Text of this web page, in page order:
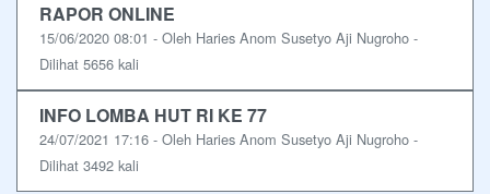
RAPOR ONLINE
15/06/2020 08:01 - Oleh Haries Anom Susetyo Aji Nugroho -
Dilihat 5656 kali
INFO LOMBA HUT RI KE 77
24/07/2021 17:16 - Oleh Haries Anom Susetyo Aji Nugroho -
Dilihat 3492 kali